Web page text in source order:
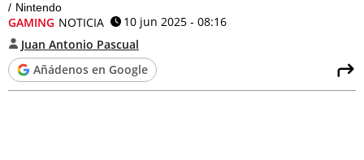
Nintendo
GAMING NOTICIA
10 jun 2025 - 08:16
Juan Antonio Pascual
Añádenos en Google